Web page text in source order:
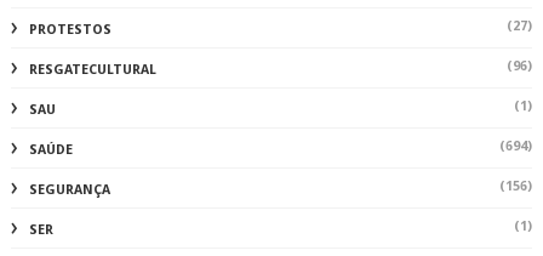
PROTESTOS (27)
RESGATECULTURAL (96)
SAU (1)
SAÚDE (694)
SEGURANÇA (156)
SER (1)